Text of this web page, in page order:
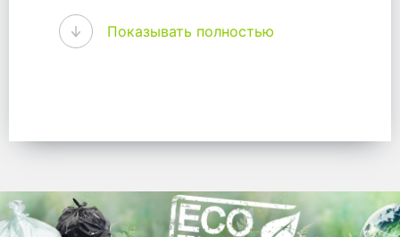
WhitePack - перерабатываем пластик.
Мы принимали самое активное
участие в становлении этого рынка в
упаковке, и сегодня мы перешли в
Используйте готовые решения от
лидеров отрасли.
Показывать полностью